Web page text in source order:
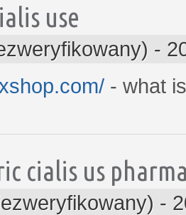
use
-
- what
cialis us
-